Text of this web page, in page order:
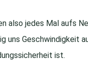
also jedes Mal aufs
uns Geschwindigkeit
ist.